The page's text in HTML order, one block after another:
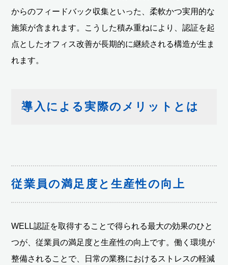
からのフィードバック収集といった、柔軟かつ実用的な
施策が含まれます。こうした積み重ねにより、認証を起
点としたオフィス改善が長期的に継続される構造が生ま
れます。
導入による実際のメリットとは
従業員の満足度と生産性の向上
WELL認証を取得することで得られる最大の効果のひと
つが、従業員の満足度と生産性の向上です。働く環境が
整備されることで、日常の業務におけるストレスの軽減